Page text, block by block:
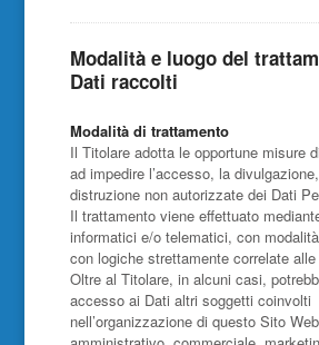
Modalità e luogo del
Dati raccolti
Modalità di trattamento
Il Titolare adotta le opportune misure
ad impedire l’accesso, la
distruzione non autorizzate dei Dati
Il trattamento viene effettuato
informatici e/o telematici, con
con logiche strettamente correlate
Oltre al Titolare, in alcuni casi,
accesso ai Dati altri soggetti coinvolti
nell’organizzazione di questo Sito